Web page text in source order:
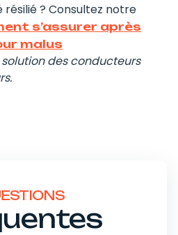
résilié ? Consultez notre
s’assurer après
malus
des conducteurs